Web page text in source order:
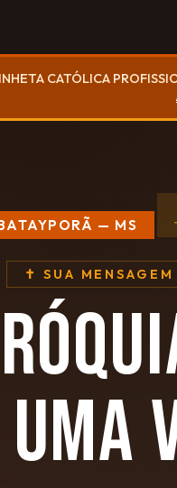
CATÓLICA
— MS
✝ SUA